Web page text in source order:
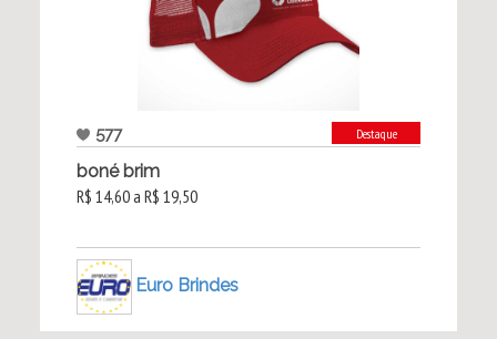
577 Destaque
boné brim
R$ 14,60 a R$ 19,50
Euro Brindes